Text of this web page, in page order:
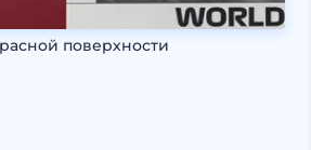
поверхности